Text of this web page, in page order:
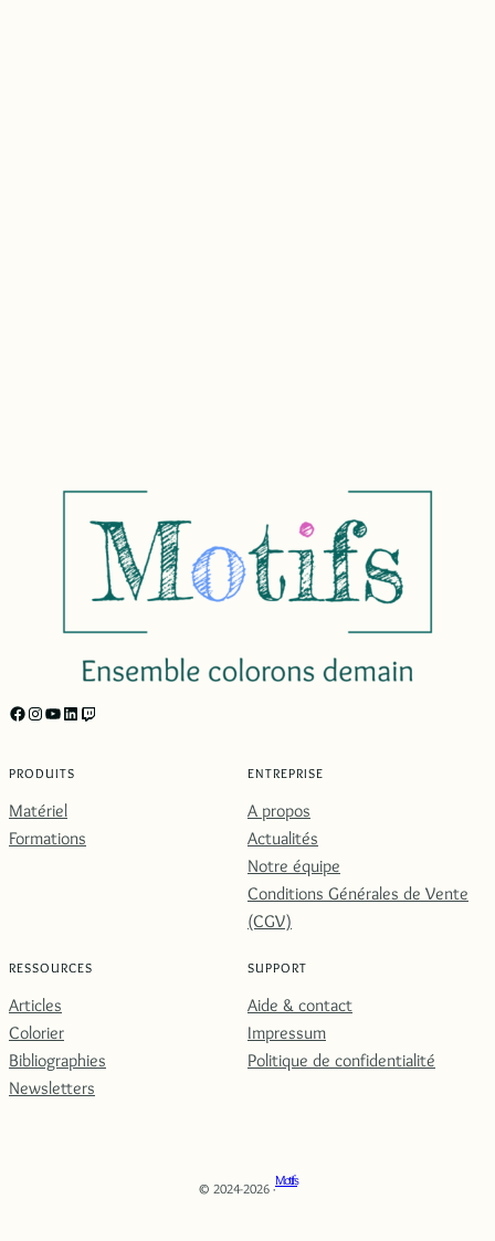
https://facebook.com/motifs.formations/ Instagram YouTube LinkedIn Twitch
PRODUITS
Matériel
Formations
ENTREPRISE
A propos
Actualités
Notre équipe
Conditions Générales de Vente
(CGV)
RESSOURCES
Articles
Colorier
Bibliographies
Newsletters
SUPPORT
Aide & contact
Impressum
Politique de confidentialité
© 2024-2026 ·
Motifs